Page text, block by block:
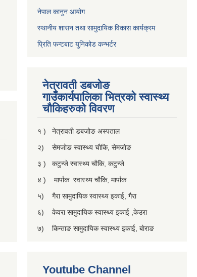
नेपाल कानुन आयोग
स्थानीय शासन तथा सामुदायिक विकास कार्यक्रम
प्रिति फन्टबाट युनिकोड कन्भर्टर
नेत्रावती डबजाेङ
गाउँकार्यपालिका भित्रकाे स्वास्थ्य
चाैकिहरुकाे विवरण
१ ) नेत्रावती डबजोङ अस्पताल
२) सेमजाेङ स्वास्थ्य चाैकि, सेमजाेङ
३ ) कटुन्जे स्वास्थ्य चाैकि, कटुन्जे
४ ) मार्पाक स्वास्थ्य चाैकि, मार्पाक
५) गैरा सामुदायिक स्वास्थ्य इकाई, गैरा
६) केवरा सामुदायिक स्वास्थ्य इकाई ,केउरा
७) किन्ताङ सामुदायिक स्वास्थ्य इकाई, बाेराङ
Youtube Channel